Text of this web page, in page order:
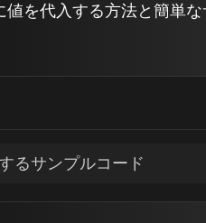
を代入する方法と簡単
るサンプルコード